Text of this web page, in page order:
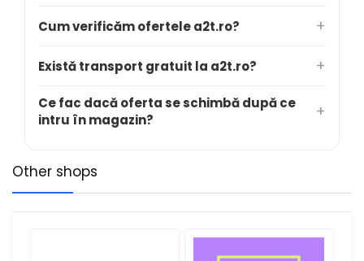
Cum verificăm ofertele a2t.ro?
Există transport gratuit la a2t.ro?
Ce fac dacă oferta se schimbă după ce
intru în magazin?
Other shops